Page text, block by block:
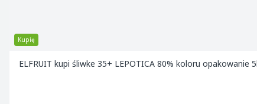
Kupię
ELFRUIT kupi śliwke 35+ LEPOTICA 80% koloru opakowanie